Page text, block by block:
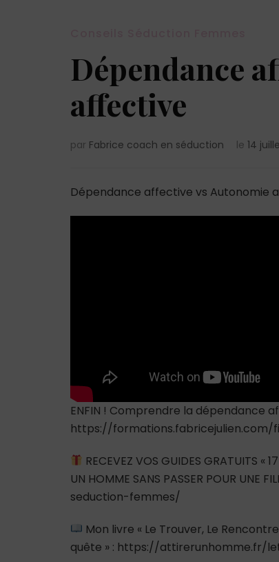
Dépendance
affective
par Fabrice coach en séduction le 14
Dépendance affective vs Autonomie
ENFIN ! Comprendre la dépendance
https://
RECEVEZ VOS GUIDES GRATUITS «
UN HOMME SANS PASSER POUR UNE
seduction-femmes/
Mon livre « Le Trouver, Le
quête » : https://attirerunhomme.fr/